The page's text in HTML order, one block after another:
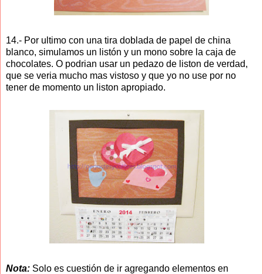
14.- Por ultimo con una tira doblada de papel de china
blanco, simulamos un listón y un mono sobre la caja de
chocolates. O podrian usar un pedazo de liston de verdad,
que se veria mucho mas vistoso y que yo no use por no
tener de momento un liston apropiado.
Nota: Solo es cuestión de ir agregando elementos en